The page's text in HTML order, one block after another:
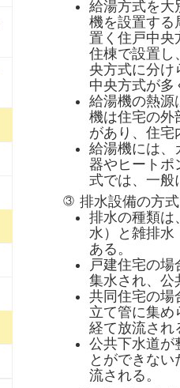
給湯方式を大
機を設置する
置く住戸中央
住棟で設置し
央方式に分け
中央方式が多
給湯機の熱源
機は住宅の外
があり、住宅
給湯機には、
器やヒートポ
式では、一般
③ 排水設備の方式
排水の種類は
水）と雑排水
ある。
戸建住宅の
集水され、公
共同住宅の場
立て管に集め
経て放流され
公共下水道が
とができな
流される。